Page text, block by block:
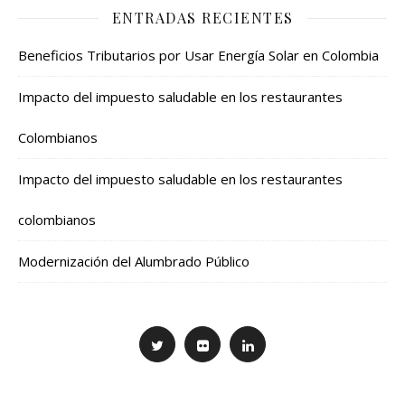
ENTRADAS RECIENTES
Beneficios Tributarios por Usar Energía Solar en Colombia
Impacto del impuesto saludable en los restaurantes
Colombianos
Impacto del impuesto saludable en los restaurantes
colombianos
Modernización del Alumbrado Público